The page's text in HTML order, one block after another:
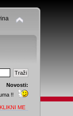
Novosti:
!!
KLIKNI ME